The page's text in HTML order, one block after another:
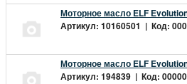
Моторное масло ELF
Артикул: 10160501 | Код:
Моторное масло ELF
Артикул: 194839 | Код: